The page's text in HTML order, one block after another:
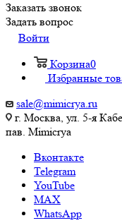
Заказать звонок
Задать вопрос
Войти
Корзина0
Избранные
sale@mimicrya.ru
г. Москва, ул. 5-я
пав. Mimicrya
Вконтакте
Telegram
YouTube
MAX
WhatsApp